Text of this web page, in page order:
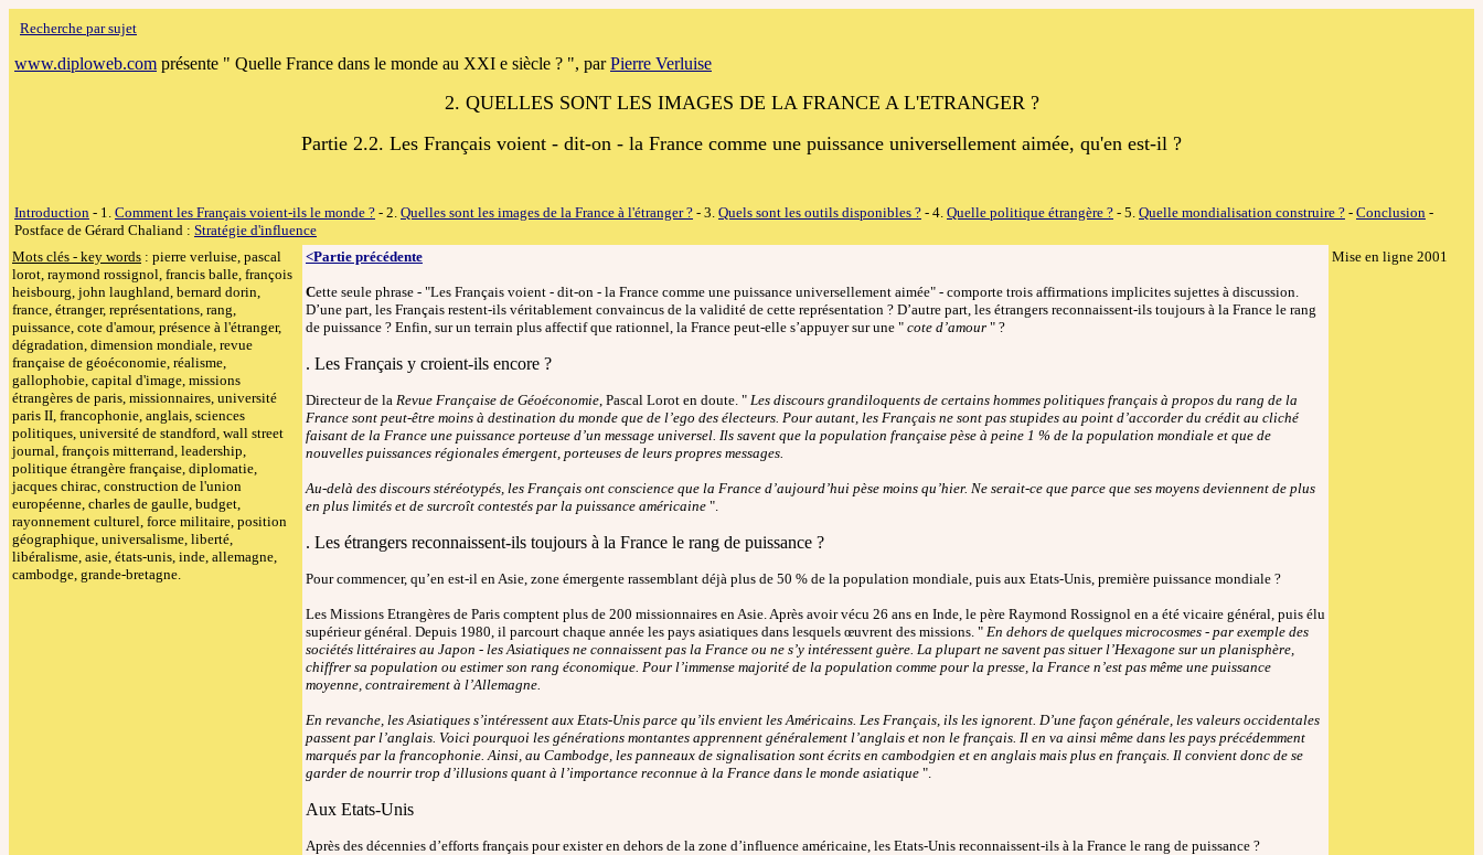
Recherche par sujet
www.diploweb.com présente " Quelle France dans le monde au XXI e siècle ? ", parPierre Verluise
2. QUELLES SONT LES IMAGES DE LA FRANCE A L'ETRANGER ?
Partie 2.2. Les Français voient - dit-on - la France comme une puissance universellement aimée, qu'en est-il ?
Introduction - 1. Comment les Français voient-ils le monde ? - 2. Quelles sont les images de la France à l'étranger ? - 3. Quels sont les outils disponibles ? - 4. Quelle politique étrangère ? - 5. Quelle mondialisation construire ? - Conclusion -
Postface de Gérard Chaliand : Stratégie d'influence
Mots clés - key words : pierre verluise, pascal
lorot, raymond rossignol, francis balle, françois
heisbourg, john laughland, bernard dorin,
france, étranger, représentations, rang,
puissance, cote d'amour, présence à l'étranger,
dégradation, dimension mondiale, revue
française de géoéconomie, réalisme,
gallophobie, capital d'image, missions
étrangères de paris, missionnaires, université
paris II, francophonie, anglais, sciences
politiques, université de standford, wall street
journal, françois mitterrand, leadership,
politique étrangère française, diplomatie,
jacques chirac, construction de l'union
européenne, charles de gaulle, budget,
rayonnement culturel, force militaire, position
géographique, universalisme, liberté,
libéralisme, asie, états-unis, inde, allemagne,
cambodge, grande-bretagne.
<Partie précédente
Cette seule phrase - "Les Français voient - dit-on - la France comme une puissance universellement aimée" - comporte trois affirmations implicites sujettes à discussion.
D’une part, les Français restent-ils véritablement convaincus de la validité de cette représentation ? D’autre part, les étrangers reconnaissent-ils toujours à la France le rang
de puissance ? Enfin, sur un terrain plus affectif que rationnel, la France peut-elle s’appuyer sur une " cote d’amour " ?
. Les Français y croient-ils encore ?
Directeur de la Revue Française de Géoéconomie, Pascal Lorot en doute. " Les discours grandiloquents de certains hommes politiques français à propos du rang de la
France sont peut-être moins à destination du monde que de l’ego des électeurs. Pour autant, les Français ne sont pas stupides au point d’accorder du crédit au cliché
faisant de la France une puissance porteuse d’un message universel. Ils savent que la population française pèse à peine 1 % de la population mondiale et que de
nouvelles puissances régionales émergent, porteuses de leurs propres messages.
Au-delà des discours stéréotypés, les Français ont conscience que la France d’aujourd’hui pèse moins qu’hier. Ne serait-ce que parce que ses moyens deviennent de plus
en plus limités et de surcroît contestés par la puissance américaine ".
. Les étrangers reconnaissent-ils toujours à la France le rang de puissance ?
Pour commencer, qu’en est-il en Asie, zone émergente rassemblant déjà plus de 50 % de la population mondiale, puis aux Etats-Unis, première puissance mondiale ?
Les Missions Etrangères de Paris comptent plus de 200 missionnaires en Asie. Après avoir vécu 26 ans en Inde, le père Raymond Rossignol en a été vicaire général, puis élu
supérieur général. Depuis 1980, il parcourt chaque année les pays asiatiques dans lesquels œuvrent des missions. " En dehors de quelques microcosmes - par exemple des
sociétés littéraires au Japon - les Asiatiques ne connaissent pas la France ou ne s’y intéressent guère. La plupart ne savent pas situer l’Hexagone sur un planisphère,
chiffrer sa population ou estimer son rang économique. Pour l’immense majorité de la population comme pour la presse, la France n’est pas même une puissance
moyenne, contrairement à l’Allemagne.
En revanche, les Asiatiques s’intéressent aux Etats-Unis parce qu’ils envient les Américains. Les Français, ils les ignorent. D’une façon générale, les valeurs occidentales
passent par l’anglais. Voici pourquoi les générations montantes apprennent généralement l’anglais et non le français. Il en va ainsi même dans les pays précédemment
marqués par la francophonie. Ainsi, au Cambodge, les panneaux de signalisation sont écrits en cambodgien et en anglais mais plus en français. Il convient donc de se
garder de nourrir trop d’illusions quant à l’importance reconnue à la France dans le monde asiatique ".
Aux Etats-Unis
Après des décennies d’efforts français pour exister en dehors de la zone d’influence américaine, les Etats-Unis reconnaissent-ils à la France le rang de puissance ?
Mise en ligne 2001